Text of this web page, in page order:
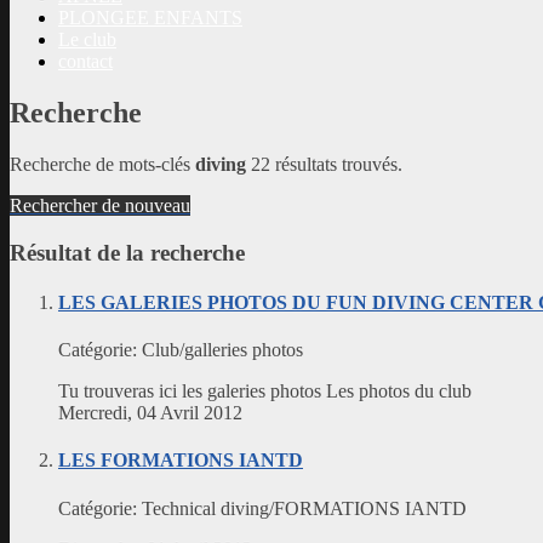
Recherche
Recherche de mots-clés diving 22 résultats trouvés.
Rechercher de nouveau
Résultat de la recherche
LES GALERIES PHOTOS DU FUN DIVING CENTER
Catégorie: Club/galleries photos
Tu trouveras ici les galeries photos Les photos du club
Mercredi, 04 Avril 2012
LES FORMATIONS IANTD
Catégorie: Technical diving/FORMATIONS IANTD